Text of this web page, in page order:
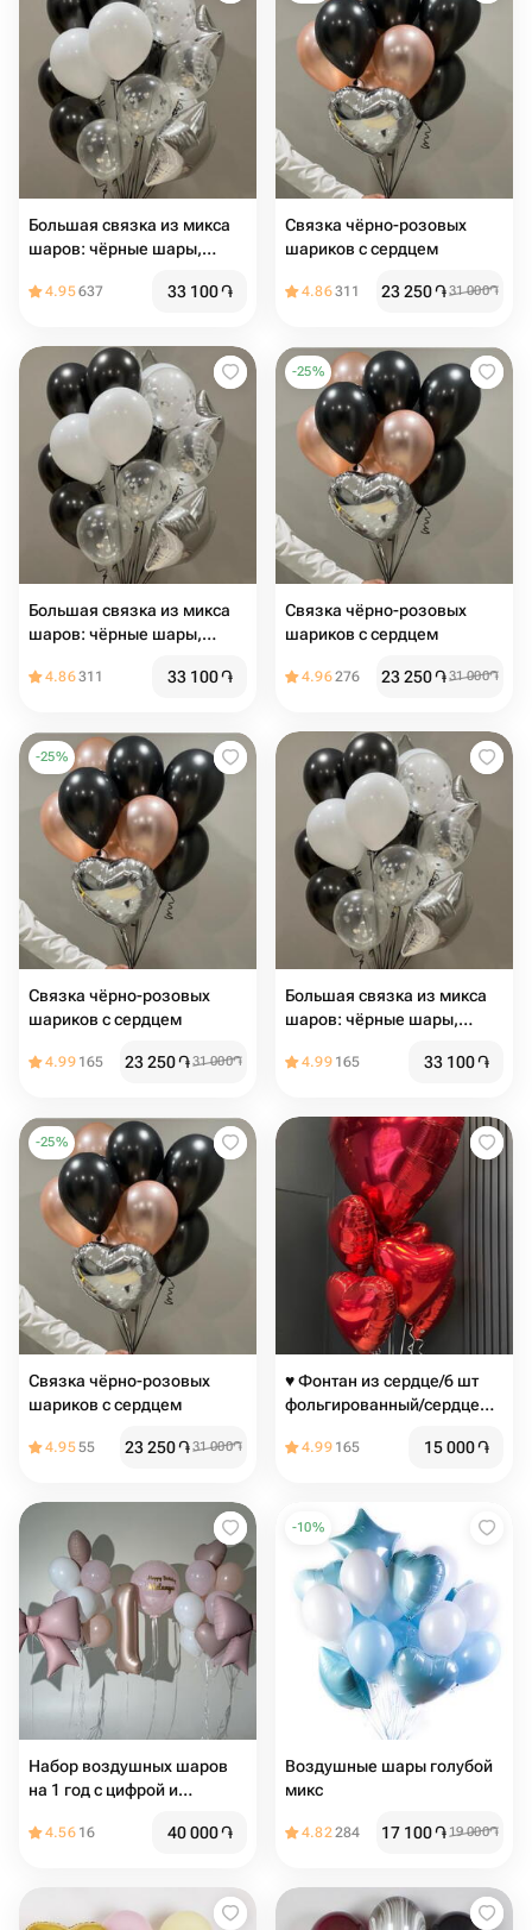
Большая связка из микса
шаров: чёрные шары,
серебро
4.95637 33 100֏
Связка чёрно-розовых
шариков с сердцем
4.86311 23 250֏31 000֏
Большая связка из микса
шаров: чёрные шары,
серебро
4.86311 33 100֏
-25%
Связка чёрно-розовых
шариков с сердцем ️️
4.96276 23 250֏31 000֏
-25%
Связка чёрно-розовых
шариков с сердцем ️
4.99 165 23 250֏31 000֏
Большая связка из микса
шаров: чёрные шары,
серебро ️
4.99 165 33 100֏
-25%
Связка чёрно-розовых
шариков с сердцем
4.9555 23 250֏31 000֏
♥️ Фонтан из сердце/6 шт
фольгированный/сердце
4.99 165 15 000֏
Набор воздушных шаров
на 1 год с цифрой и
4.56 16 40 000֏
-10%
Воздушные шары голубой
микс
4.82284 17 100֏19 000֏